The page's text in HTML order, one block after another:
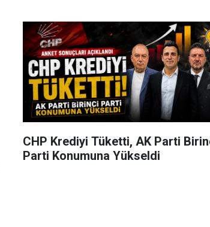
CHP Krediyi Tüketti, AK Parti
Parti Konumuna Yükseldi